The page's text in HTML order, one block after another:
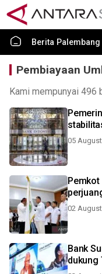
Berita Palembang
Pembiayaan
Kami mempunyai 496
05
02
Bank
dukung